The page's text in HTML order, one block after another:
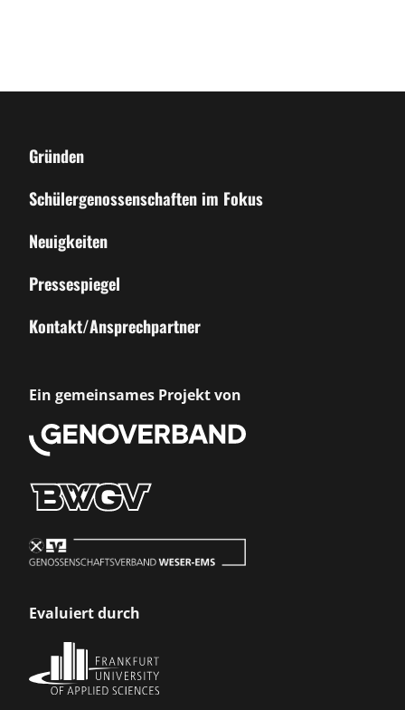
Gründen
Schülergenossenschaften im Fokus
Neuigkeiten
Pressespiegel
Kontakt/Ansprechpartner
Ein gemeinsames Projekt von
Evaluiert durch